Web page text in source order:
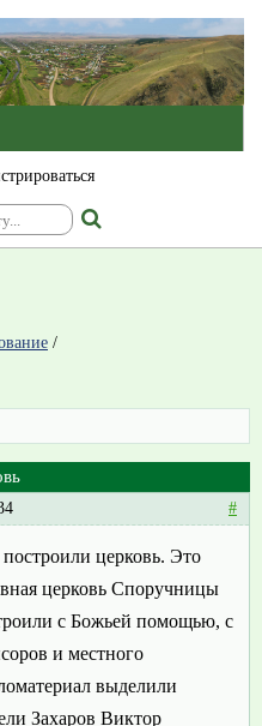
/
#
церковь. Это
церковь Споручницы
с Божьей помощью, с
и местного
выделили
Захаров Виктор